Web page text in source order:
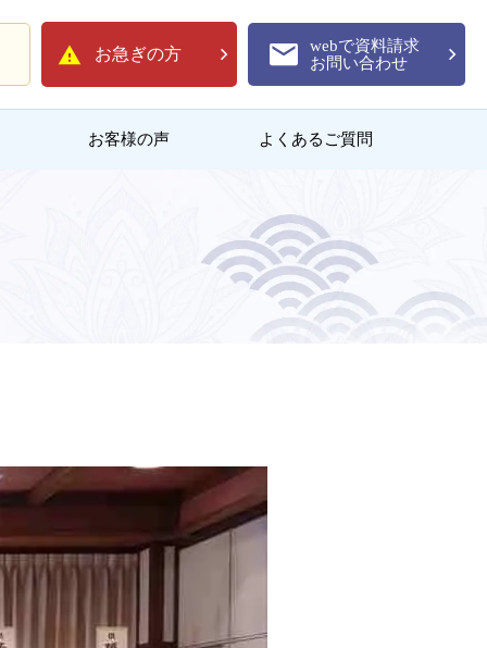
お急ぎの方
webで資料請求
お問い合わせ
お客様の声 よくあるご質問